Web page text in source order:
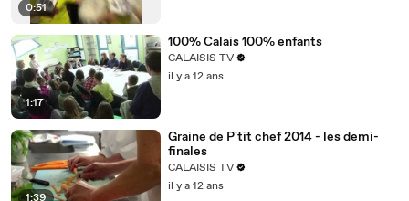
0:51
1:17
100% Calais 100% enfants
CALAISIS TV
il y a 12 ans
Graine de P'tit chef 2014 - les demi-
finales
CALAISIS TV
il y a 12 ans